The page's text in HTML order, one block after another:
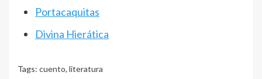
Portacaquitas
Divina Hierática
Tags: cuento, literatura